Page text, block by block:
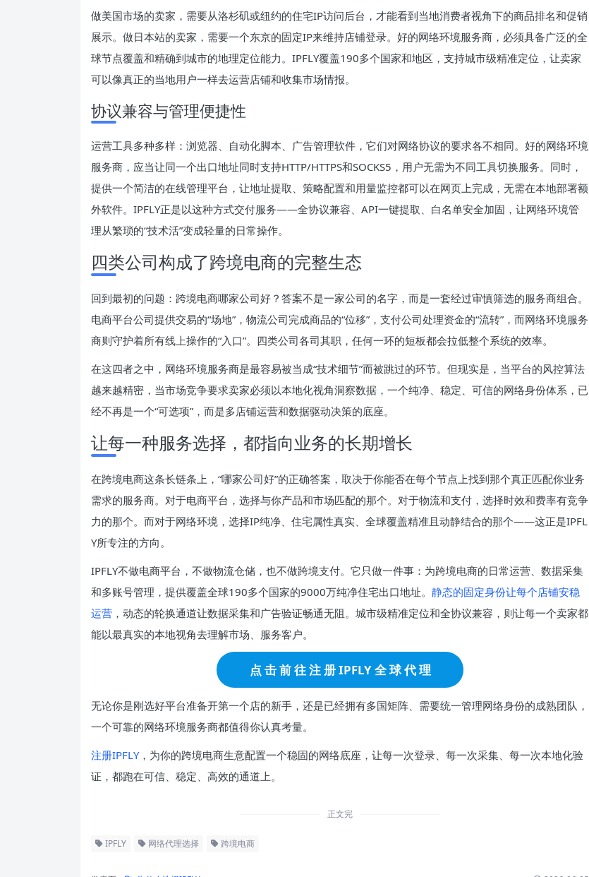
做美国市场的卖家，需要从洛杉矶或纽约的住宅IP访问后台，才能看到当地消费者视角下的商品排名和促销
展示。做日本站的卖家，需要一个东京的固定IP来维持店铺登录。好的网络环境服务商，必须具备广泛的全
球节点覆盖和精确到城市的地理定位能力。IPFLY覆盖190多个国家和地区，支持城市级精准定位，让卖家
可以像真正的当地用户一样去运营店铺和收集市场情报。
协议兼容与管理便捷性
运营工具多种多样：浏览器、自动化脚本、广告管理软件，它们对网络协议的要求各不相同。好的网络环境
服务商，应当让同一个出口地址同时支持HTTP/HTTPS和SOCKS5，用户无需为不同工具切换服务。同时，
提供一个简洁的在线管理平台，让地址提取、策略配置和用量监控都可以在网页上完成，无需在本地部署额
外软件。IPFLY正是以这种方式交付服务——全协议兼容、API一键提取、白名单安全加固，让网络环境管
理从繁琐的“技术活”变成轻量的日常操作。
四类公司构成了跨境电商的完整生态
回到最初的问题：跨境电商哪家公司好？答案不是一家公司的名字，而是一套经过审慎筛选的服务商组合。
电商平台公司提供交易的“场地”，物流公司完成商品的“位移”，支付公司处理资金的“流转”，而网络环境服务
商则守护着所有线上操作的“入口”。四类公司各司其职，任何一环的短板都会拉低整个系统的效率。
在这四者之中，网络环境服务商是最容易被当成“技术细节”而被跳过的环节。但现实是，当平台的风控算法
越来越精密，当市场竞争要求卖家必须以本地化视角洞察数据，一个纯净、稳定、可信的网络身份体系，已
经不再是一个“可选项”，而是多店铺运营和数据驱动决策的底座。
让每一种服务选择，都指向业务的长期增长
在跨境电商这条长链条上，“哪家公司好”的正确答案，取决于你能否在每个节点上找到那个真正匹配你业务
需求的服务商。对于电商平台，选择与你产品和市场匹配的那个。对于物流和支付，选择时效和费率有竞争
力的那个。而对于网络环境，选择IP纯净、住宅属性真实、全球覆盖精准且动静结合的那个——这正是IPFL
Y所专注的方向。
IPFLY不做电商平台，不做物流仓储，也不做跨境支付。它只做一件事：为跨境电商的日常运营、数据采集
和多账号管理，提供覆盖全球190多个国家的9000万纯净住宅出口地址。 静态的固定身份让每个店铺安稳
运营 ，动态的轮换通道让数据采集和广告验证畅通无阻。城市级精准定位和全协议兼容，则让每一个卖家都
能以最真实的本地视角去理解市场、服务客户。
点 击 前 往 注 册 IPFLY 全 球 代 理
无论你是刚选好平台准备开第一个店的新手，还是已经拥有多国矩阵、需要统一管理网络身份的成熟团队，
一个可靠的网络环境服务商都值得你认真考量。
注册IPFLY，为你的跨境电商生意配置一个稳固的网络底座，让每一次登录、每一次采集、每一次本地化验
证，都跑在可信、稳定、高效的通道上。
正文完
IPFLY 网络代理选择 跨境电商